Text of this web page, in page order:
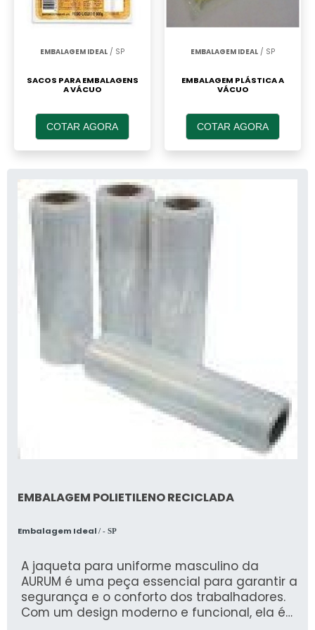
Resistência à
tração
Moderada
Flexibilidade
Menos
flexível
Aplicações
comuns
Durabilidade
resistência
a impactos
durável
como garrafas e recipientes. Por outro lado, o
flexibilidade, como sacolas e filmes. Essa
embalagem para cada necessidade.
Flexibilidade
EMBALAGEM IDEAL / SP
SACOS PARA EMBALAGENS
A VÁCUO
COTAR AGORA
EMBALAGEM IDEAL / SP
EMBALAGEM PLÁSTICA A
VÁCUO
COTAR AGORA
EMBALAGEM POLIETILENO RECICLADA
Embalagem Ideal / - SP
A jaqueta para uniforme masculino da
AURUM é uma peça essencial para garantir a
segurança e o conforto dos trabalhadores.
Com um design moderno e funcional, ela é